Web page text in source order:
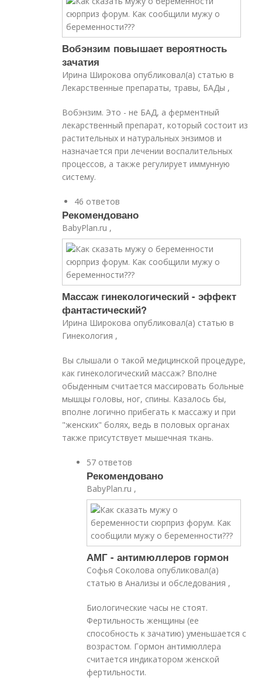
Вобэнзим повышает вероятность
зачатия
Ирина Широкова опубликовал(а) статью в
Лекарственные препараты, травы, БАДы ,
Вобэнзим. Это - не БАД, а ферментный
лекарственный препарат, который состоит из
растительных и натуральных энзимов и
назначается при лечении воспалительных
процессов, а также регулирует иммунную
систему.
46 ответов
Рекомендовано
BabyPlan.ru ,
Массаж гинекологический - эффект
фантастический?
Ирина Широкова опубликовал(а) статью в
Гинекология ,
Вы слышали о такой медицинской процедуре,
как гинекологический массаж? Вполне
обыденным считается массировать больные
мышцы головы, ног, спины. Казалось бы,
вполне логично прибегать к массажу и при
"женских" болях, ведь в половых органах
также присутствует мышечная ткань.
57 ответов
Рекомендовано
BabyPlan.ru ,
АМГ - антимюллеров гормон
Софья Соколова опубликовал(а)
статью в Анализы и обследования ,
Биологические часы не стоят.
Фертильность женщины (ее
способность к зачатию) уменьшается с
возрастом. Гормон антимюллера
считается индикатором женской
фертильности.